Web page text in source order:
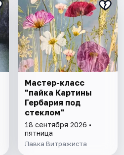
Мастер-класс
"пайка Картины
Гербария под
стеклом"
18 сентября 2026 •
пятница
Лавка Витражиста